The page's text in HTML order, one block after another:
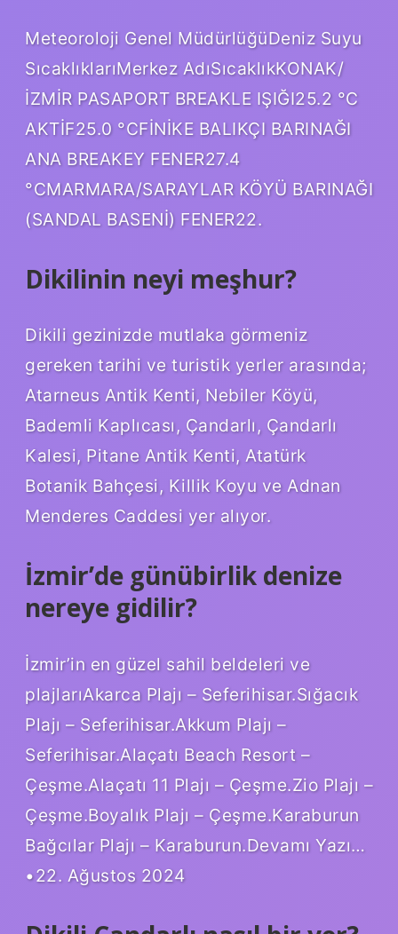
Meteoroloji Genel MüdürlüğüDeniz Suyu
SıcaklıklarıMerkez AdıSıcaklıkKONAK/
İZMİR PASAPORT BREAKLE IŞIĞI25.2 °C
AKTİF25.0 °CFİNİKE BALIKÇI BARINAĞI
ANA BREAKEY FENER27.4
°CMARMARA/SARAYLAR KÖYÜ BARINAĞI
(SANDAL BASENİ) FENER22.
Dikilinin neyi meşhur?
Dikili gezinizde mutlaka görmeniz
gereken tarihi ve turistik yerler arasında;
Atarneus Antik Kenti, Nebiler Köyü,
Bademli Kaplıcası, Çandarlı, Çandarlı
Kalesi, Pitane Antik Kenti, Atatürk
Botanik Bahçesi, Killik Koyu ve Adnan
Menderes Caddesi yer alıyor.
İzmir’de günübirlik denize
nereye gidilir?
İzmir’in en güzel sahil beldeleri ve
plajlarıAkarca Plajı – Seferihisar.Sığacık
Plajı – Seferihisar.Akkum Plajı –
Seferihisar.Alaçatı Beach Resort –
Çeşme.Alaçatı 11 Plajı – Çeşme.Zio Plajı –
Çeşme.Boyalık Plajı – Çeşme.Karaburun
Bağcılar Plajı – Karaburun.Devamı Yazı…
•22. Ağustos 2024